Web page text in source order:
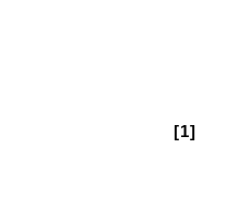
[1]